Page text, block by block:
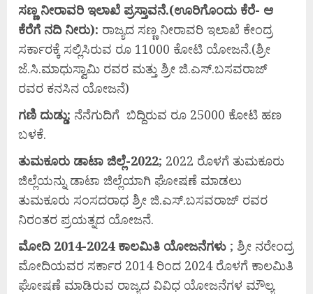
ಸಣ್ಣ ನೀರಾವರಿ ಇಲಾಖೆ ಪ್ರಸ್ತಾವನೆ.(ಊರಿಗೊಂದು ಕೆರೆ- ಆ
ಕೆರೆಗೆ ನದಿ ನೀರು): ರಾಜ್ಯದ ಸಣ್ಣ ನೀರಾವರಿ ಇಲಾಖೆ ಕೇಂದ್ರ
ಸರ್ಕಾರಕ್ಕೆ ಸಲ್ಲಿಸಿರುವ ರೂ 11000 ಕೋಟಿ ಯೋಜನೆ.(ಶ್ರೀ
ಜೆ.ಸಿ.ಮಾಧುಸ್ವಾಮಿ ರವರ ಮತ್ತು ಶ್ರೀ ಜಿ.ಎಸ್.ಬಸವರಾಜ್
ರವರ ಕನಸಿನ ಯೋಜನೆ)
ಗಣಿ ದುಡ್ಡು; ನೆನೆಗುದಿಗೆ ಬಿದ್ದಿರುವ ರೂ 25000 ಕೋಟಿ ಹಣ
ಬಳಕೆ.
ತುಮಕೂರು ಡಾಟಾ ಜಿಲ್ಲೆ-2022; 2022 ರೊಳಗೆ ತುಮಕೂರು
ಜಿಲ್ಲೆಯನ್ನು ಡಾಟಾ ಜಿಲ್ಲೆಯಾಗಿ ಘೋಷಣೆ ಮಾಡಲು
ತುಮಕೂರು ಸಂಸದರಾಧ ಶ್ರೀ ಜಿ.ಎಸ್.ಬಸವರಾಜ್ ರವರ
ನಿರಂತರ ಪ್ರಯತ್ನದ ಯೋಜನೆ.
ಮೋದಿ 2014-2024 ಕಾಲಮಿತಿ ಯೋಜನೆಗಳು ; ಶ್ರೀ ನರೇಂದ್ರ
ಮೋದಿಯವರ ಸರ್ಕಾರ 2014 ರಿಂದ 2024 ರೊಳಗೆ ಕಾಲಮಿತಿ
ಘೋಷಣೆ ಮಾಡಿರುವ ರಾಜ್ಯದ ವಿವಿಧ ಯೋಜನೆಗಳ ಮೌಲ್ಯ